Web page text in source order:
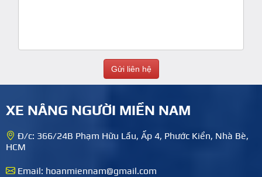
XE NÂNG NGƯỜI MIỀN NAM
Đ/c: 366/24B Phạm Hữu Lầu, Ấp 4, Phước Kiển, Nhà Bè,
HCM
Email: hoanmiennam@gmail.com